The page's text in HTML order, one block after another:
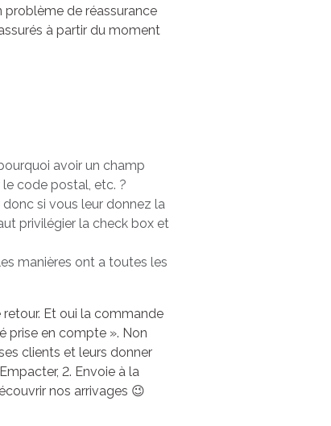
problème de réassurance
à partir du moment
avoir un champ
code postal, etc. ?
si vous leur donnez la
privilégier la check box et
manières ont a toutes les
Et oui la commande
prise en compte ». Non
clients et leurs donner
2. Envoie à la
nos arrivages 😉